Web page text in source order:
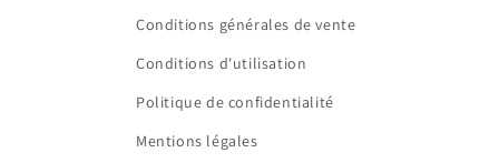
Conditions générales de vente
Conditions d'utilisation
Politique de confidentialité
Mentions légales